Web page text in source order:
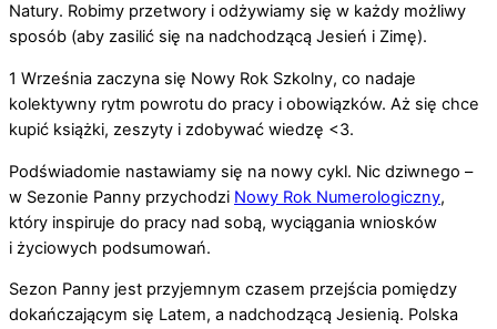
Natury. Robimy przetwory i odżywiamy się w każdy możliwy
sposób (aby zasilić się na nadchodzącą Jesień i Zimę).
1 Września zaczyna się Nowy Rok Szkolny, co nadaje
kolektywny rytm powrotu do pracy i obowiązków. Aż się chce
kupić książki, zeszyty i zdobywać wiedzę <3.
Podświadomie nastawiamy się na nowy cykl. Nic dziwnego –
w Sezonie Panny przychodzi Nowy Rok Numerologiczny,
który inspiruje do pracy nad sobą, wyciągania wniosków
i życiowych podsumowań.
Sezon Panny jest przyjemnym czasem przejścia pomiędzy
dokańczającym się Latem, a nadchodzącą Jesienią. Polska